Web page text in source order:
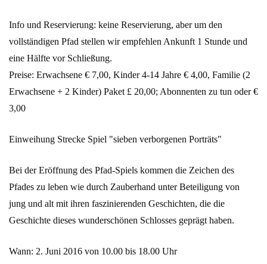
Info und Reservierung: keine Reservierung, aber um den
vollständigen Pfad stellen wir empfehlen Ankunft 1 Stunde und
eine Hälfte vor Schließung.
Preise: Erwachsene € 7,00, Kinder 4-14 Jahre € 4,00, Familie (2
Erwachsene + 2 Kinder) Paket £ 20,00; Abonnenten zu tun oder €
3,00
Einweihung Strecke Spiel "sieben verborgenen Porträts"
Bei der Eröffnung des Pfad-Spiels kommen die Zeichen des
Pfades zu leben wie durch Zauberhand unter Beteiligung von
jung und alt mit ihren faszinierenden Geschichten, die die
Geschichte dieses wunderschönen Schlosses geprägt haben.
Wann: 2. Juni 2016 von 10.00 bis 18.00 Uhr